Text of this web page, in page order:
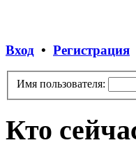
Вход • Регистрация
Имя пользователя:
Кто